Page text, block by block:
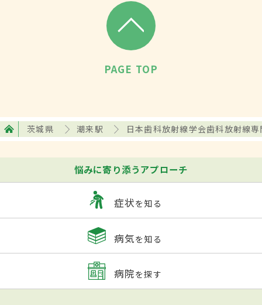
PAGE TOP
茨城県 潮来駅 日本歯科放射線学会歯科放射線
悩みに寄り添うアプローチ
症状を知る
病気を知る
病院を探す